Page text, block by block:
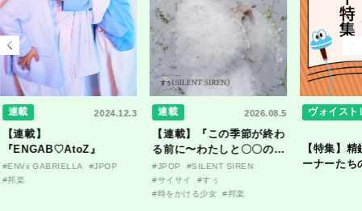
連載 2024.12.3
【連載】
『ENGAB♡AtoZ』
#ENVii GABRIELLA
#JPOP
#邦楽
連載 2026.08.5
【連載】『この季節が終わ
る前に〜わたしと〇〇のは
なし〜』
#JPOP
#SILENT SIREN
#サイサイ
#すぅ
#時をかける少女
#邦楽
ヴォイスト
【特集】
ーナーたち